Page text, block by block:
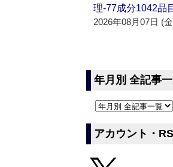
理‐77成分1042品
2026年08月07日 (
年月別 全記事
アカウント・